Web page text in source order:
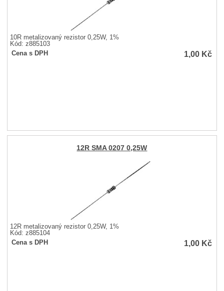
10R metalizovaný rezistor 0,25W, 1%
Kód: z885103
Cena s DPH
1,00 Kč
12R SMA 0207 0,25W
12R metalizovaný rezistor 0,25W, 1%
Kód: z885104
Cena s DPH
1,00 Kč